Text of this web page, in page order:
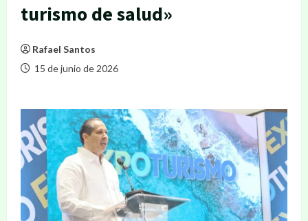
turismo de salud»
Rafael Santos
15 de junio de 2026